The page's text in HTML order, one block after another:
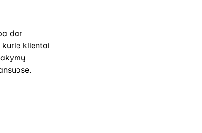
dar
klientai